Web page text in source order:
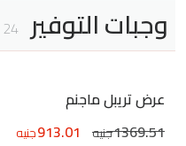
وجبات التوفير 24
عرض تريبل ماجنم
1369.51جنيه 913.01جنيه